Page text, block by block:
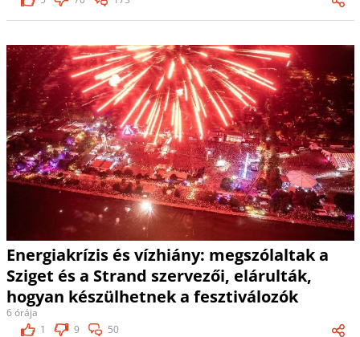
Energiakrízis és vízhiány: megszólaltak a
Sziget és a Strand szervezői, elárulták,
hogyan készülhetnek a fesztiválozók
6 órája
1
9 50